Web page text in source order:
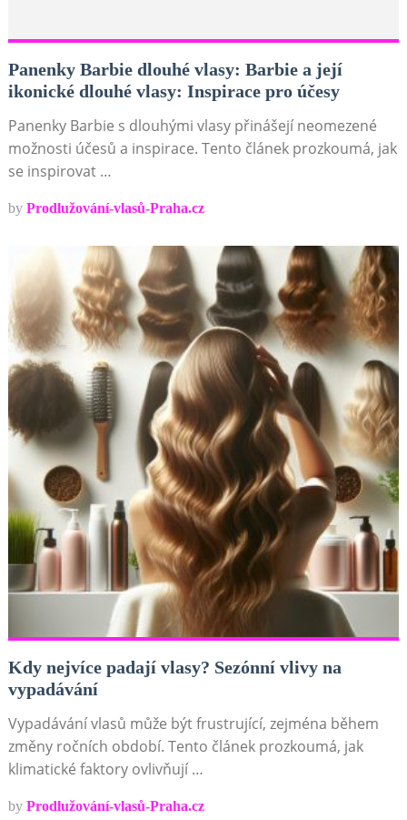
Panenky Barbie dlouhé vlasy: Barbie a její
ikonické dlouhé vlasy: Inspirace pro účesy
Panenky Barbie s dlouhými vlasy přinášejí neomezené
možnosti účesů a inspirace. Tento článek prozkoumá, jak
se inspirovat …
by Prodlužování-vlasů-Praha.cz
Kdy nejvíce padají vlasy? Sezónní vlivy na
vypadávání
Vypadávání vlasů může být frustrující, zejména během
změny ročních období. Tento článek prozkoumá, jak
klimatické faktory ovlivňují …
by Prodlužování-vlasů-Praha.cz